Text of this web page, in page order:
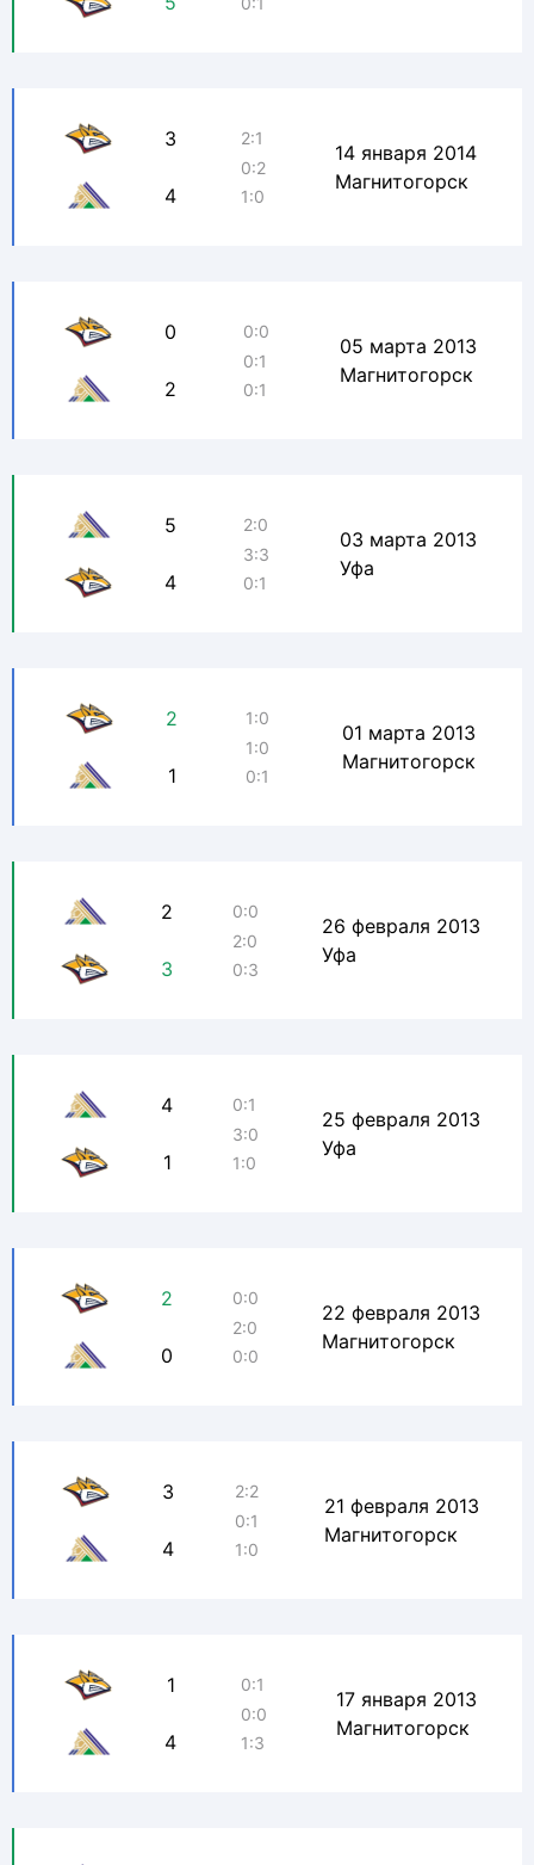
3
4
2:1
0:2
1:0
14 января 2014
Магнитогорск
0
2
0:0
0:1
0:1
05 марта 2013
Магнитогорск
5
4
2:0
3:3
0:1
03 марта 2013
Уфа
2
1
1:0
1:0
0:1
01 марта 2013
Магнитогорск
2
3
0:0
2:0
0:3
26 февраля 2013
Уфа
4
1
0:1
3:0
1:0
25 февраля 2013
Уфа
2
0
0:0
2:0
0:0
22 февраля 2013
Магнитогорск
3
4
2:2
0:1
1:0
21 февраля 2013
Магнитогорск
1
4
0:1
0:0
1:3
17 января 2013
Магнитогорск